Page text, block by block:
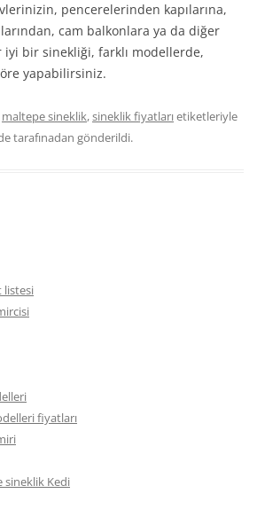
pencerelerinden kapılarına,
cam balkonlara ya da diğer
iyi bir sinekliği, farklı modellerde,
yapabilirsiniz.
maltepe sineklik,sineklik fiyatlarıetiketleriyle
tarafınadan gönderildi.
listesi
fiyatları
sineklik Kedi